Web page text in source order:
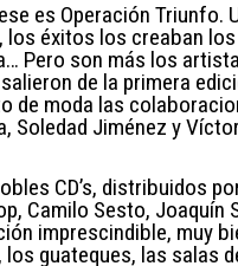
es Operación Triunfo.
éxitos los creaban
Pero son más los
de la primera
de moda las
Soledad Jiménez y
CD’s, distribuidos
Camilo Sesto, Joaquín
imprescindible, muy
guateques, las salas